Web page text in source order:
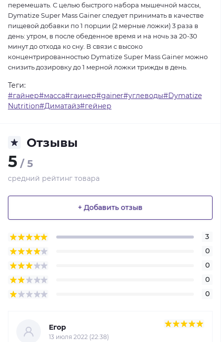
перемешать. С целью быстрого набора мышечной массы,
Dymatize Super Mass Gainer следует принимать в качестве
пищевой добавки по 1 порции (2 мерные ложки) 3 раза в
день: утром, в после обеденное время и на ночь за 20-30
минут до отхода ко сну. В связи с высоко
концентрированностью Dymatize Super Mass Gainer можно
снизить дозировку до 1 мерной ложки трижды в день.
Теги:
#гайнер#масса#гаинер#gainer#углеводы#Dymatize
Nutrition#Диматайз#гейнер
Отзывы
5 / 5
средний рейтинг товара
+ Добавить отзыв
3
0
0
0
0
Егор
13 июля 2022 (22:38)